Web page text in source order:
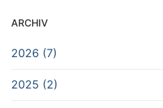
ARCHIV
2026 (7)
2025 (2)